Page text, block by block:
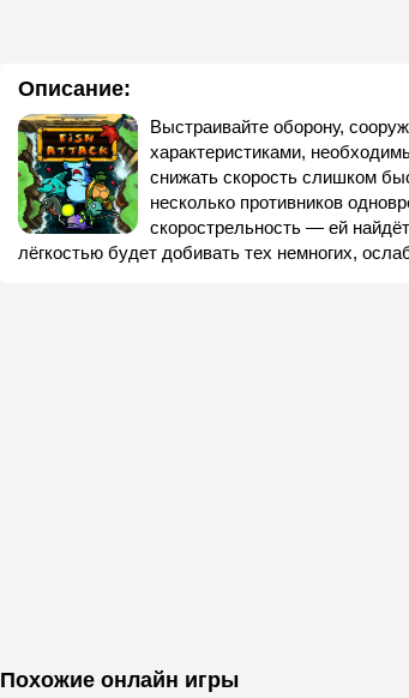
Описание:
Выстраивайте оборону,
характеристиками,
снижать скорость слишком
несколько противников
скорострельность — ей
лёгкостью будет добивать тех немногих,
Похожие онлайн игры